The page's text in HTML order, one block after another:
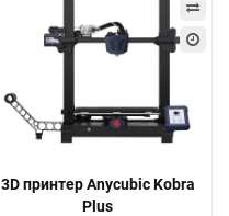
3D принтер Anycubic Kobra
Plus